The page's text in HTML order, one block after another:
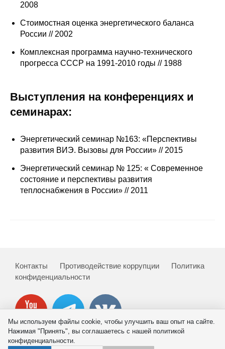
2008
Cтоимостная оценка энергетического баланса
России // 2002
Комплексная программа научно-технического
прогресса СССР на 1991-2010 годы // 1988
Выступления на конференциях и
семинарах:
Энергетический семинар №163: «Перспективы
развития ВИЭ. Вызовы для России» // 2015
Энергетический семинар № 125: « Современное
состояние и перспективы развития
теплоснабжения в России» // 2011
Контакты Противодействие коррупции
Политика
конфиденциальности
Мы используем файлы cookie, чтобы улучшить ваш опыт на сайте.
Нажимая "Принять", вы соглашаетесь с нашей политикой
конфиденциальности.